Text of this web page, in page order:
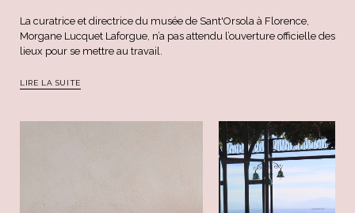
La curatrice et directrice du musée de Sant'Orsola à Florence,
Morgane Lucquet Laforgue, n’a pas attendu l’ouverture officielle des
lieux pour se mettre au travail.
LIRE LA SUITE